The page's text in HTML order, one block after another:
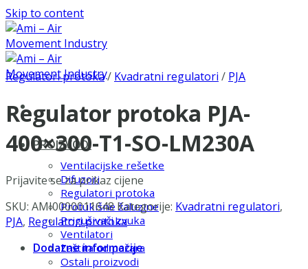
Skip to content
PROIZVODI
Ventilacijske rešetke
Difuzori
Regulatori protoka
Protukišne žaluzine
Prigušivači zvuka
Ventilatori
Zaštita od požara
Ostali proizvodi
Regulatori protoka/ Kvadratni regulatori / PJA
Regulator protoka PJA-
400×300-T1-SO-LM230A
Prijavite se za prikaz cijene
SKU: AMI0000011648 Kategorije: Kvadratni regulatori,
PJA, Regulatori protoka
Dodatne informacije